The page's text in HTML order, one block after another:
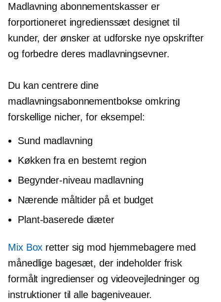
Madlavning abonnementskasser er
forportioneretingredienssæt designet til
kunder, der ønsker at udforske nye opskrifter
og forbedre deres madlavningsevner.
Du kan centrere dine
madlavningsabonnementbokse omkring
forskellige nicher, for eksempel:
Sund madlavning
Køkken fra en bestemt region
Begynder-niveau madlavning
Nærende måltider på et budget
Plant-baseredediæter
Mix Box retter sig mod hjemmebagere med
månedlige bagesæt, der indeholder frisk
formålt ingredienser og videovejledninger og
instruktioner til alle bageniveauer.